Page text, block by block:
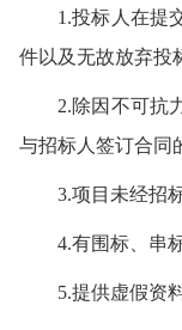
1.投标人 在提
件以及无故放弃投
2.除因不可抗
与招标人 签订合同
3.项目未经招
4.有围标、串
5.提供虚假资